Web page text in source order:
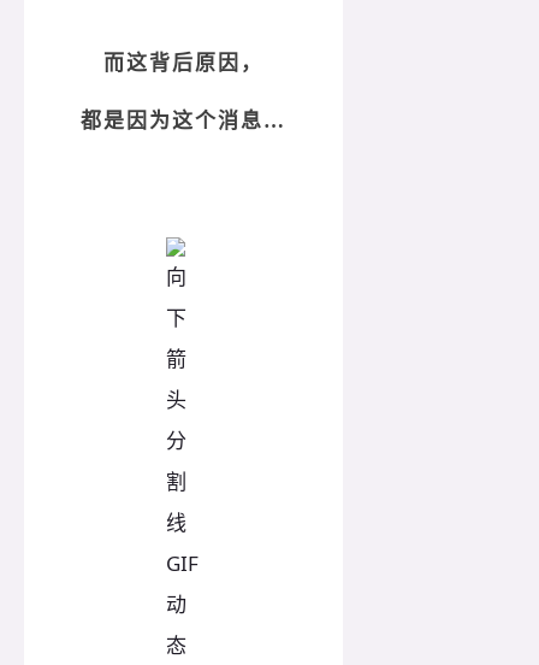
而这背后原因，
都是因为这个消息…